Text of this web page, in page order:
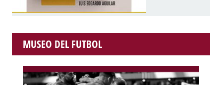
MUSEO DEL FUTBOL